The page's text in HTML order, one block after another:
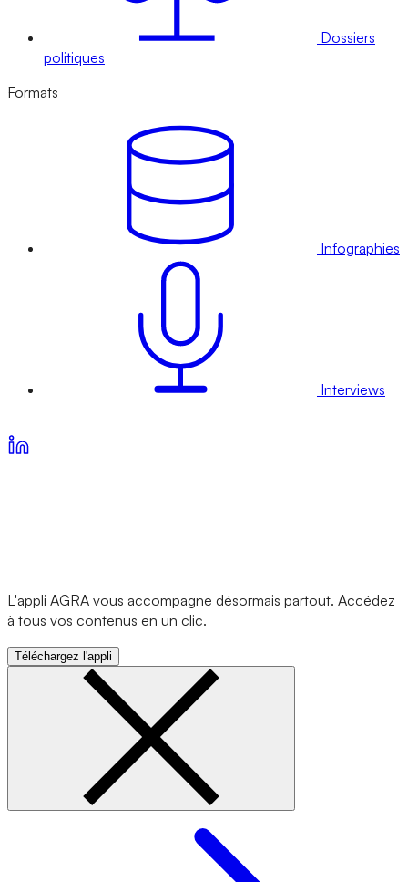
Dossiers
politiques
Formats
Infographies
Interviews
L'appli AGRA vous accompagne désormais partout. Accédez
à tous vos contenus en un clic.
Téléchargez l'appli